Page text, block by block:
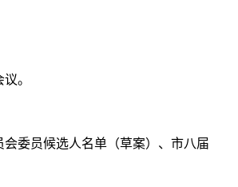
。
委员候选人名单（草案）、市八届